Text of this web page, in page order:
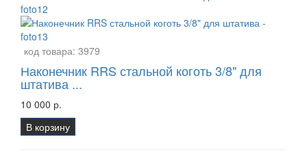
код товара: 3979
Наконечник RRS стальной коготь 3/8" для
штатива ...
10 000 р.
В корзину